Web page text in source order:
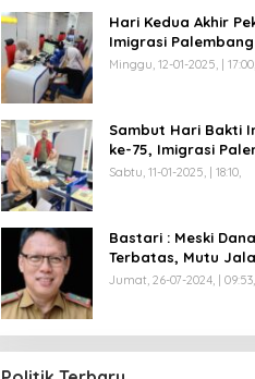
Hari Kedua Akhir
Imigrasi
Dilayani
Minggu, 12-01-2025, | 17:00,
Sambut Hari Bakti
ke-75, Imigrasi
Buka Paspor
Sabtu, 11-01-2025, | 18:10,
Bastari : Meski Dana
Terbatas, Mutu
Diprioritaskan !
Jumat, 26-07-2024, | 09:53,